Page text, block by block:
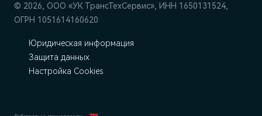
© 2026, ООО «УК ТрансТехСервис», ИНН 1650131524,
ОГРН 1051614160620
Юридическая информация
Защита данных
Настройка Cookies